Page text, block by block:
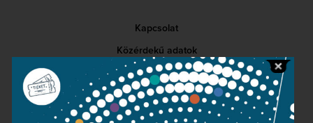
Kapcsolat
Közérdekű adatok
Sajtószoba
Adatvédelem
Impresszum